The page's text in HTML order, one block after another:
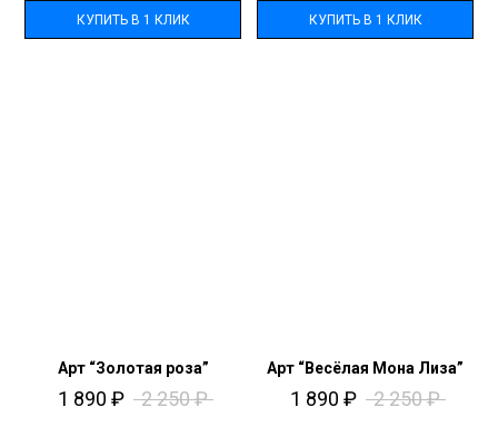
КУПИТЬ В 1 КЛИК КУПИТЬ В 1 КЛИК
Арт “Золотая роза”
1 890 ₽ 2 250₽
Арт “Весёлая Мона Лиза”
1 890 ₽ 2 250₽